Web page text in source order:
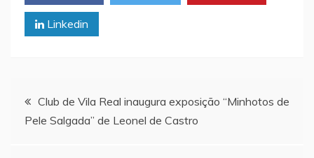
Linkedin
Navegação
Club de Vila Real inaugura exposição “Minhotos de
Pele Salgada” de Leonel de Castro